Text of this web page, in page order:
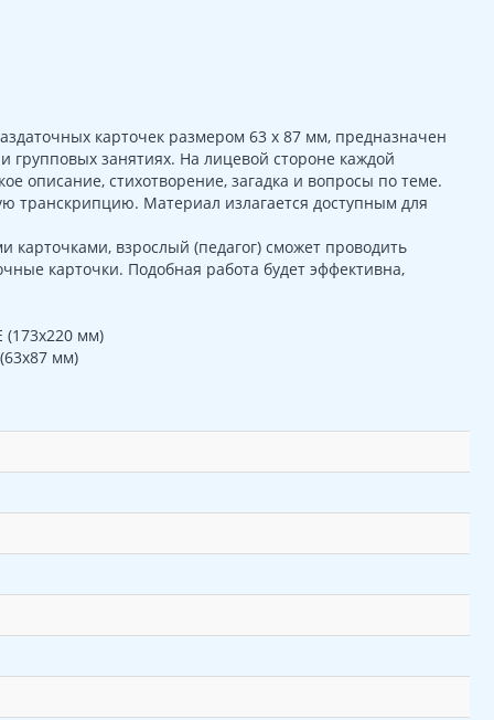
карточек размером 63 х 87 мм, предназначен
занятиях. На лицевой стороне каждой
описание, стихотворение, загадка и вопросы по теме.
транскрипцию. Материал излагается доступным для
взрослый (педагог) сможет проводить
карточки. Подобная работа будет эффективна,
мм)
мм)